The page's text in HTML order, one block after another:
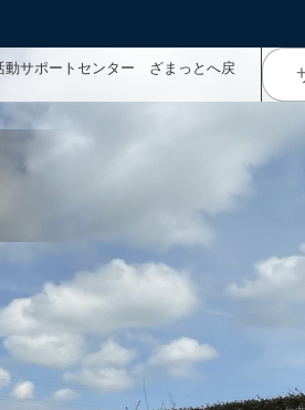
動サポートセンター ざまっとへ戻